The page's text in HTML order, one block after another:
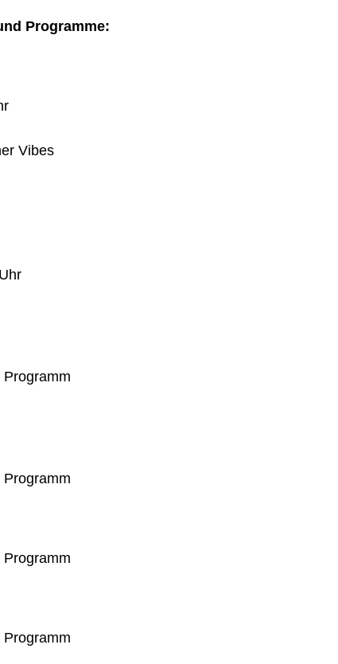
Programme:
Vibes